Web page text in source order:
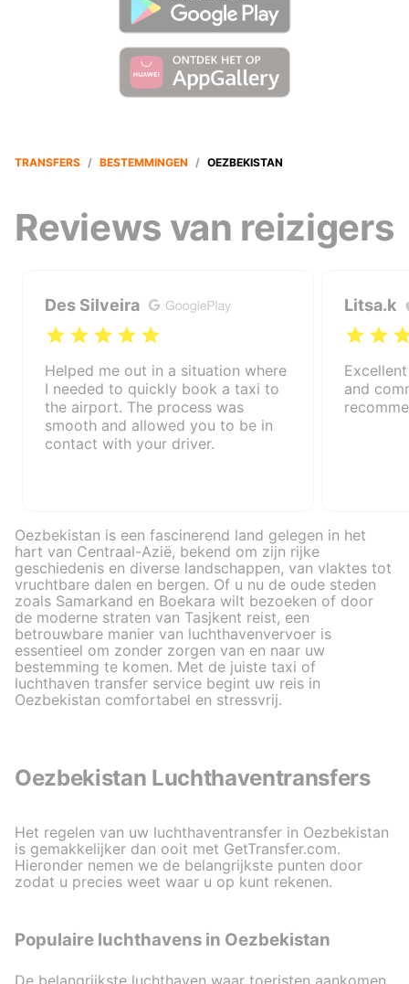
TRANSFERS / BESTEMMINGEN / OEZBEKISTAN
Reviews van reizigers
Des Silveira
Helped me out in a situation where
I needed to quickly book a taxi to
the airport. The process was
smooth and allowed you to be in
contact with your driver.
Litsa.k
and
Oezbekistan is een fascinerend land gelegen in het
hart van Centraal-Azië, bekend om zijn rijke
geschiedenis en diverse landschappen, van vlaktes tot
vruchtbare dalen en bergen. Of u nu de oude steden
zoals Samarkand en Boekara wilt bezoeken of door
de moderne straten van Tasjkent reist, een
betrouwbare manier van luchthavenvervoer is
essentieel om zonder zorgen van en naar uw
bestemming te komen. Met de juiste taxi of
luchthaven transfer service begint uw reis in
Oezbekistan comfortabel en stressvrij.
Oezbekistan Luchthaventransfers
Het regelen van uw luchthaventransfer in Oezbekistan
is gemakkelijker dan ooit met GetTransfer.com.
Hieronder nemen we de belangrijkste punten door
zodat u precies weet waar u op kunt rekenen.
Populaire luchthavens in Oezbekistan
De belangrijkste luchthaven waar toeristen aankomen